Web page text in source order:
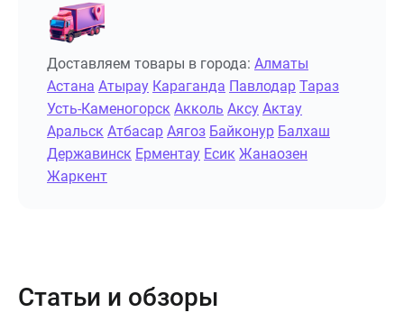
Доставляем товары в города: Алматы
Астана Атырау Караганда Павлодар Тараз
Усть-Каменогорск Акколь Аксу Актау
Аральск Атбасар Аягоз Байконур Балхаш
Державинск Ерментау Есик Жанаозен
Жаркент
Статьи и обзоры